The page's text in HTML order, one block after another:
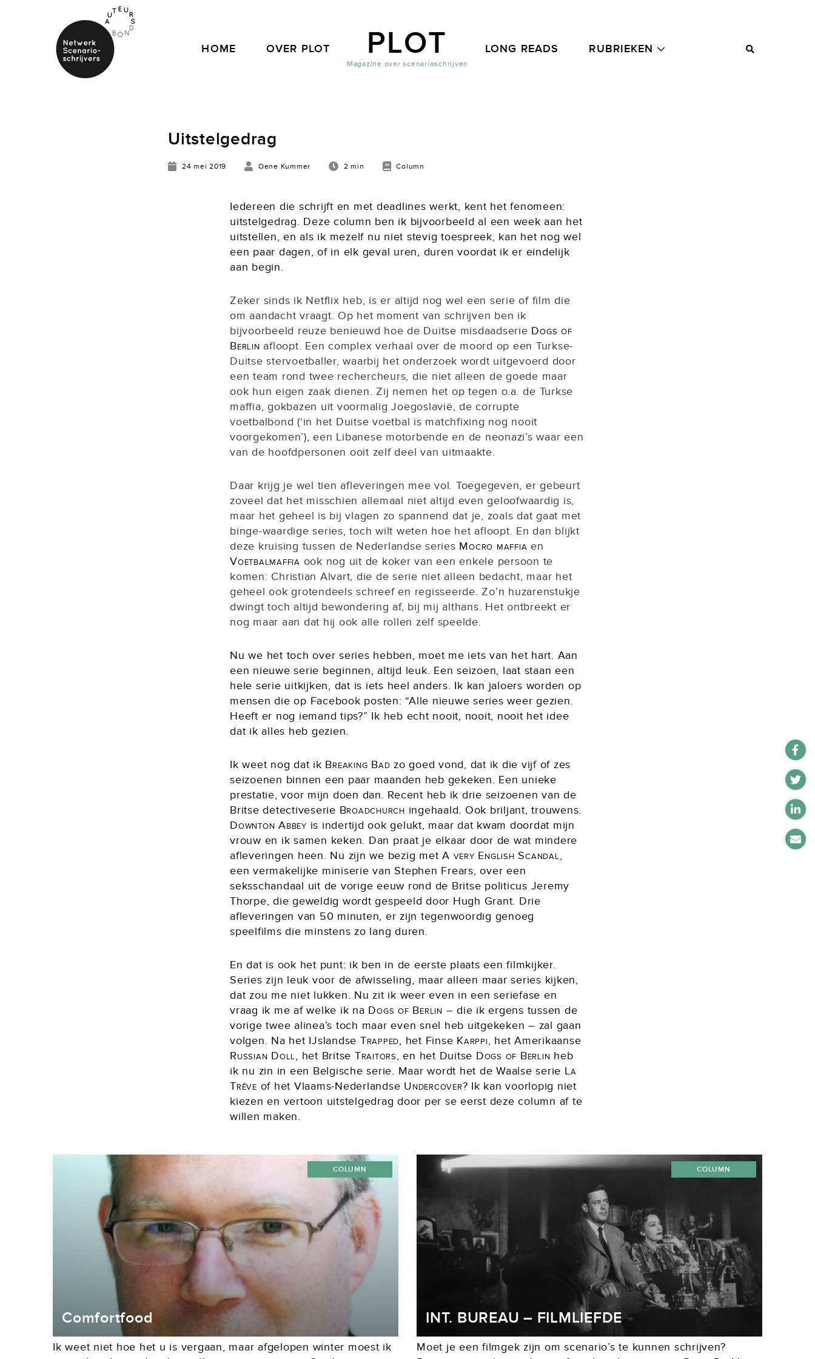
PLOT
Magazine over scenarioschrijven
HOME OVER PLOT LONG READS RUBRIEKEN
Uitstelgedrag
24 mei 2019 Oene Kummer 2 min Column
Iedereen die schrijft en met deadlines werkt, kent het fenomeen:
uitstelgedrag. Deze column ben ik bijvoorbeeld al een week aan het
uitstellen, en als ik mezelf nu niet stevig toespreek, kan het nog wel
een paar dagen, of in elk geval uren, duren voordat ik er eindelijk
aan begin.
Zeker sinds ik Netflix heb, is er altijd nog wel een serie of film die
om aandacht vraagt. Op het moment van schrijven ben ik
bijvoorbeeld reuze benieuwd hoe de Duitse misdaadserie Dogs of
Berlin afloopt. Een complex verhaal over de moord op een Turkse-
Duitse stervoetballer, waarbij het onderzoek wordt uitgevoerd door
een team rond twee rechercheurs, die niet alleen de goede maar
ook hun eigen zaak dienen. Zij nemen het op tegen o.a. de Turkse
maffia, gokbazen uit voormalig Joegoslavië, de corrupte
voetbalbond (‘in het Duitse voetbal is matchfixing nog nooit
voorgekomen’), een Libanese motorbende en de neonazi’s waar een
van de hoofdpersonen ooit zelf deel van uitmaakte.
Daar krijg je wel tien afleveringen mee vol. Toegegeven, er gebeurt
zoveel dat het misschien allemaal niet altijd even geloofwaardig is,
maar het geheel is bij vlagen zo spannend dat je, zoals dat gaat met
binge-waardige series, toch wilt weten hoe het afloopt. En dan blijkt
deze kruising tussen de Nederlandse series Mocro maffiaen
Voetbalmaffia ook nog uit de koker van een enkele persoon te
komen: Christian Alvart, die de serie niet alleen bedacht, maar het
geheel ook grotendeels schreef en regisseerde. Zo’n huzarenstukje
dwingt toch altijd bewondering af, bij mij althans. Het ontbreekt er
nog maar aan dat hij ook alle rollen zelf speelde.
Nu we het toch over series hebben, moet me iets van het hart. Aan
een nieuwe serie beginnen, altijd leuk. Een seizoen, laat staan een
hele serie uitkijken, dat is iets heel anders. Ik kan jaloers worden op
mensen die op Facebook posten: “Alle nieuwe series weer gezien.
Heeft er nog iemand tips?” Ik heb echt nooit, nooit, nooit het idee
dat ik alles heb gezien.
Ik weet nog dat ik Breaking Bad zo goed vond, dat ik die vijf of zes
seizoenen binnen een paar maanden heb gekeken. Een unieke
prestatie, voor mijn doen dan. Recent heb ik drie seizoenen van de
Britse detectiveserie Broadchurch ingehaald. Ook briljant, trouwens.
Downton Abbey is indertijd ook gelukt, maar dat kwam doordat mijn
vrouw en ik samen keken. Dan praat je elkaar door de wat mindere
afleveringen heen. Nu zijn we bezig metA very English Scandal,
een vermakelijke miniserie van Stephen Frears, over een
seksschandaal uit de vorige eeuw rond de Britse politicus Jeremy
Thorpe, die geweldig wordt gespeeld door Hugh Grant. Drie
afleveringen van 50 minuten, er zijn tegenwoordig genoeg
speelfilms die minstens zo lang duren.
En dat is ook het punt: ik ben in de eerste plaats een filmkijker.
Series zijn leuk voor de afwisseling, maar alleen maar series kijken,
dat zou me niet lukken. Nu zit ik weer even in een seriefase en
vraag ik me af welke ik na Dogs of Berlin – die ik ergens tussen de
vorige twee alinea’s toch maar even snel heb uitgekeken – zal gaan
volgen. Na het IJslandse Trapped, het Finse Karppi, het Amerikaanse
Russian Doll, het Britse Traitors, en het Duitse Dogs of Berlin heb
ik nu zin in een Belgische serie. Maar wordt het de Waalse serie La
Trêve of het Vlaams-Nederlandse Undercover? Ik kan voorlopig niet
kiezen en vertoon uitstelgedrag door per se eerst deze column af te
willen maken.
Comfortfood
Ik weet niet hoe het u is vergaan, maar afgelopen winter moest ik
COLUMN
INT. BUREAU – FILMLIEFDE
Moet je een filmgek zijn om scenario’s te kunnen schrijven?
COLUMN